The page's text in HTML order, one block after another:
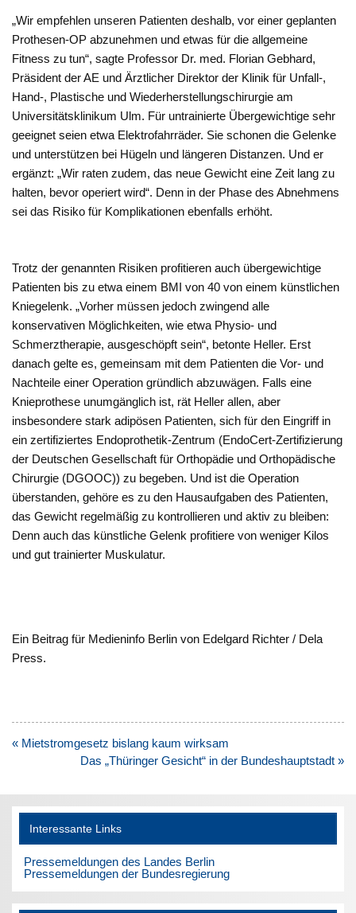
„Wir empfehlen unseren Patienten deshalb, vor einer geplanten
Prothesen-OP abzunehmen und etwas für die allgemeine
Fitness zu tun“, sagte Professor Dr. med. Florian Gebhard,
Präsident der AE und Ärztlicher Direktor der Klinik für Unfall-,
Hand-, Plastische und Wiederherstellungschirurgie am
Universitätsklinikum Ulm. Für untrainierte Übergewichtige sehr
geeignet seien etwa Elektrofahrräder. Sie schonen die Gelenke
und unterstützen bei Hügeln und längeren Distanzen. Und er
ergänzt: „Wir raten zudem, das neue Gewicht eine Zeit lang zu
halten, bevor operiert wird“. Denn in der Phase des Abnehmens
sei das Risiko für Komplikationen ebenfalls erhöht.
Trotz der genannten Risiken profitieren auch übergewichtige
Patienten bis zu etwa einem BMI von 40 von einem künstlichen
Kniegelenk. „Vorher müssen jedoch zwingend alle
konservativen Möglichkeiten, wie etwa Physio- und
Schmerztherapie, ausgeschöpft sein“, betonte Heller. Erst
danach gelte es, gemeinsam mit dem Patienten die Vor- und
Nachteile einer Operation gründlich abzuwägen. Falls eine
Knieprothese unumgänglich ist, rät Heller allen, aber
insbesondere stark adipösen Patienten, sich für den Eingriff in
ein zertifiziertes Endoprothetik-Zentrum (EndoCert-Zertifizierung
der Deutschen Gesellschaft für Orthopädie und Orthopädische
Chirurgie (DGOOC)) zu begeben. Und ist die Operation
überstanden, gehöre es zu den Hausaufgaben des Patienten,
das Gewicht regelmäßig zu kontrollieren und aktiv zu bleiben:
Denn auch das künstliche Gelenk profitiere von weniger Kilos
und gut trainierter Muskulatur.
Ein Beitrag für Medieninfo Berlin von Edelgard Richter / Dela
Press.
Beitragsnavigation
« Mietstromgesetz bislang kaum wirksam
Das „Thüringer Gesicht“ in der Bundeshauptstadt »
Interessante Links
Pressemeldungen des Landes Berlin
Pressemeldungen der Bundesregierung